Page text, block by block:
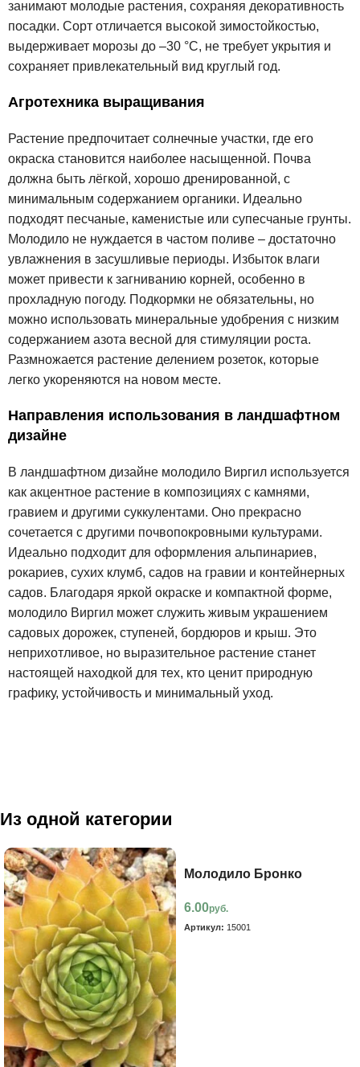
занимают молодые растения, сохраняя декоративность
посадки. Сорт отличается высокой зимостойкостью,
выдерживает морозы до –30 °C, не требует укрытия и
сохраняет привлекательный вид круглый год.
Агротехника выращивания
Растение предпочитает солнечные участки, где его
окраска становится наиболее насыщенной. Почва
должна быть лёгкой, хорошо дренированной, с
минимальным содержанием органики. Идеально
подходят песчаные, каменистые или супесчаные грунты.
Молодило не нуждается в частом поливе – достаточно
увлажнения в засушливые периоды. Избыток влаги
может привести к загниванию корней, особенно в
прохладную погоду. Подкормки не обязательны, но
можно использовать минеральные удобрения с низким
содержанием азота весной для стимуляции роста.
Размножается растение делением розеток, которые
легко укореняются на новом месте.
Направления использования в ландшафтном
дизайне
В ландшафтном дизайне молодило Виргил используется
как акцентное растение в композициях с камнями,
гравием и другими суккулентами. Оно прекрасно
сочетается с другими почвопокровными культурами.
Идеально подходит для оформления альпинариев,
рокариев, сухих клумб, садов на гравии и контейнерных
садов. Благодаря яркой окраске и компактной форме,
молодило Виргил может служить живым украшением
садовых дорожек, ступеней, бордюров и крыш. Это
неприхотливое, но выразительное растение станет
настоящей находкой для тех, кто ценит природную
графику, устойчивость и минимальный уход.
Из одной категории
Молодило Бронко
6.00руб.
Артикул: 15001